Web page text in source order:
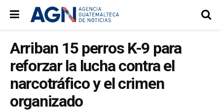
Arriban 15 perros K-9 para
reforzar la lucha contra el
narcotráfico y el crimen
organizado